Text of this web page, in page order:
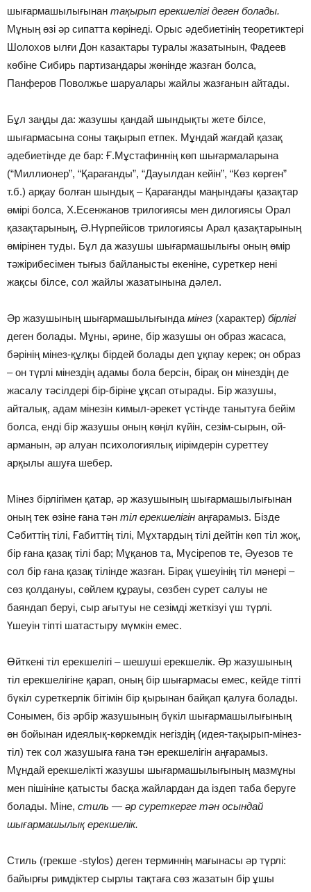
шығармашылығынан тақырып ерекшелігі деген болады.
Мұның өзі әр сипатта көрінеді. Орыс әдебиетінің теоретиктері
Шолохов ылғи Дон казактары туралы жазатынын, Фадеев
көбіне Сибирь партизандары жөнінде жазған болса,
Панферов Поволжье шаруалары жайлы жазғанын айтады.
Бұл заңды да: жазушы қандай шындықты жете білсе,
шығармасына соны тақырып етпек. Мұндай жағдай қазақ
әдебиетінде де бар: Ғ.Мұстафиннің көп шығармаларына
(“Миллионер”, “Қарағанды”, “Дауылдан кейін”, “Көз көрген”
т.б.) арқау болған шындық – Қарағанды маңындағы қазақтар
өмірі болса, Х.Есенжанов трилогиясы мен дилогиясы Орал
қазақтарының, Ә.Нүрпейісов трилогиясы Арал қазақтарының
өмірінен туды. Бұл да жазушы шығармашылығы оның өмір
тәжірибесімен тығыз байланысты екеніне, суреткер нені
жақсы білсе, сол жайлы жазатынына дәлел.
Әр жазушының шығармашылығында мінез (характер) бірлігі
деген болады. Мұны, әрине, бір жазушы он образ жасаса,
бәрінің мінез-құлқы бірдей болады деп ұқпау керек; он образ
– он түрлі мінездің адамы бола берсін, бірақ он мінездің де
жасалу тәсілдері бір-біріне ұқсап отырады. Бір жазушы,
айталық, адам мінезін кимыл-әрекет үстінде танытуға бейім
болса, енді бір жазушы оның көңіл күйін, сезім-сырын, ой-
арманын, әр алуан психологиялық иірімдерін суреттеу
арқылы ашуға шебер.
Мінез бірлігімен қатар, әр жазушының шығармашылығынан
оның тек өзіне ғана тән тіл ерекшелігін аңғарамыз. Бізде
Сәбиттің тілі, Ғабиттің тілі, Мұхтардың тілі дейтін көп тіл жоқ,
бір ғана қазақ тілі бар; Мұқанов та, Мүсірепов те, Әуезов те
сол бір ғана қазақ тілінде жазған. Бірақ үшеуінің тіл мәнері –
сөз қолдануы, сөйлем құрауы, сөзбен сурет салуы не
баяндап беруі, сыр ағытуы не сезімді жеткізуі үш түрлі.
Үшеуін тіпті шатастыру мүмкін емес.
Өйткені тіл ерекшелігі – шешуші ерекшелік. Әр жазушының
тіл ерекшелігіне қарап, оның бір шығармасы емес, кейде тіпті
бүкіл суреткерлік бітімін бір қырынан байқап қалуға болады.
Сонымен, біз әрбір жазушының бүкіл шығармашылығының
өн бойынан идеялық-көркемдік негіздің (идея-тақырып-мінез-
тіл) тек сол жазушыға ғана тән ерекшелігін аңғарамыз.
Мұндай ерекшелікті жазушы шығармашылығының мазмұны
мен пішініне қатысты басқа жайлардан да іздеп таба беруге
болады. Міне, стиль — әр суреткерге тән осындай
шығармашылық ерекшелік.
Стиль (грекше -stylos) деген терминнің мағынасы әр түрлі:
байырғы римдіктер сырлы тақтаға сөз жазатын бір ұшы